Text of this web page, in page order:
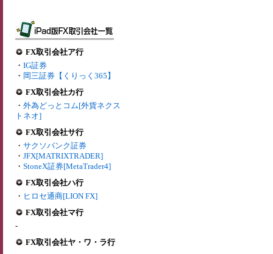
FX取引会社ア行
・ IG証券
・ 岡三証券【くりっく365】
FX取引会社カ行
・ 外為どっとコム[外貨ネクス
トネオ]
FX取引会社サ行
・ サクソバンク証券
・ JFX[MATRIXTRADER]
・ StoneX証券[MetaTrader4]
FX取引会社ハ行
・ ヒロセ通商[LION FX]
FX取引会社マ行
-
FX取引会社ヤ・ワ・ラ行